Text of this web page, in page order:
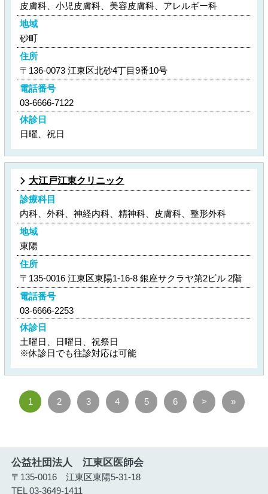
皮膚科、小児皮膚科、美容皮膚科、アレルギー科
地域
砂町
住所
〒136-0073 江東区北砂4丁目9番10号
電話番号
03-6666-7122
休診日
日曜、祝日
大江戸江東クリニック
診療科目
内科、外科、神経内科、精神科、皮膚科、整形外科
地域
東陽
住所
〒135-0016 江東区東陽1-16-8 銀座サクラヤ第2ビル 2階
電話番号
03-6666-2253
休診日
土曜日、日曜日、祝祭日
※休診日でも往診対応は可能
1 2 3 4 5 6 > »
公益社団法人 江東区医師会
〒135-0016 江東区東陽5-31-18
TEL 03-3649-1411